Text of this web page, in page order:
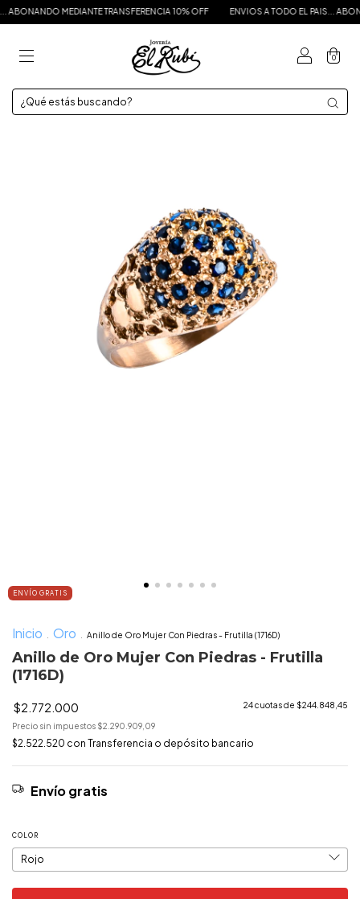
MEDIANTE TRANSFERENCIA 10% OFF ENVIOS A TODO EL PAIS...
0
ENVÍO GRATIS
Inicio Oro Anillo de Oro Mujer Con Piedras - Frutilla (1716D)
Anillo de Oro Mujer Con Piedras - Frutilla
(1716D)
$2.772.000 24cuotas de $244.848,45
Precio sin impuestos $2.290.909,09
$2.522.520 con Transferencia o depósito bancario
Envío gratis
COLOR